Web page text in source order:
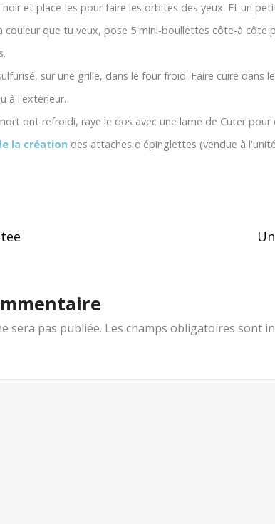
et place-les pour faire les orbites des yeux. Et un
couleur que tu veux, pose 5 mini-boullettes côte-à
sur une grille, dans le four froid. Faire cuire dans
à l'extérieur.
ont refroidi, raye le dos avec une lame de Cuter pour
la création des attaches d'épinglettes (vendue à
sera pas publiée. Les champs obligatoires sont